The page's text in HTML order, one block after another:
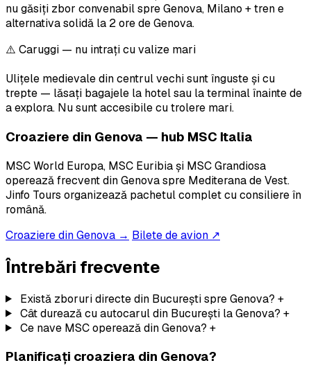
nu găsiți zbor convenabil spre Genova, Milano + tren e
alternativa solidă la 2 ore de Genova.
⚠️ Caruggi — nu intrați cu valize mari
Ulițele medievale din centrul vechi sunt înguste și cu
trepte — lăsați bagajele la hotel sau la terminal înainte de
a explora. Nu sunt accesibile cu trolere mari.
Croaziere din Genova — hub MSC Italia
MSC World Europa, MSC Euribia și MSC Grandiosa
operează frecvent din Genova spre Mediterana de Vest.
Jinfo Tours organizează pachetul complet cu consiliere în
română.
Croaziere din Genova → Bilete de avion ↗
Întrebări frecvente
Există zboruri directe din București spre Genova? +
Cât durează cu autocarul din București la Genova? +
Ce nave MSC operează din Genova? +
Planificați croaziera din Genova?